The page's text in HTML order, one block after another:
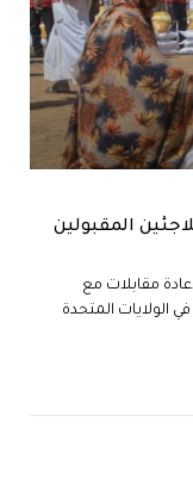
المقبولين
مقابلات مع
الولايات المتحدة